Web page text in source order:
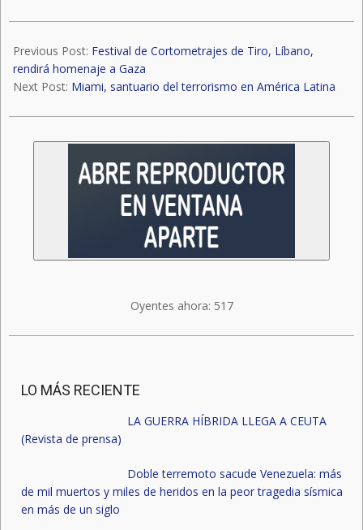
02-
24
Previous Post: Festival de Cortometrajes de Tiro, Líbano,
rendirá homenaje a Gaza
Next Post: Miami, santuario del terrorismo en América Latina
Oyentes ahora: 517
LO MÁS RECIENTE
LA GUERRA HÍBRIDA LLEGA A CEUTA
(Revista de prensa)
Doble terremoto sacude Venezuela: más
de mil muertos y miles de heridos en la peor tragedia sísmica
en más de un siglo